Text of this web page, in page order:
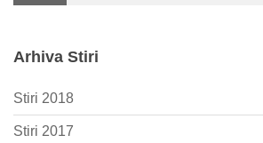
Arhiva Stiri
Stiri 2018
Stiri 2017